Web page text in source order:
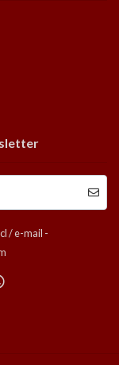
/ e-mail -